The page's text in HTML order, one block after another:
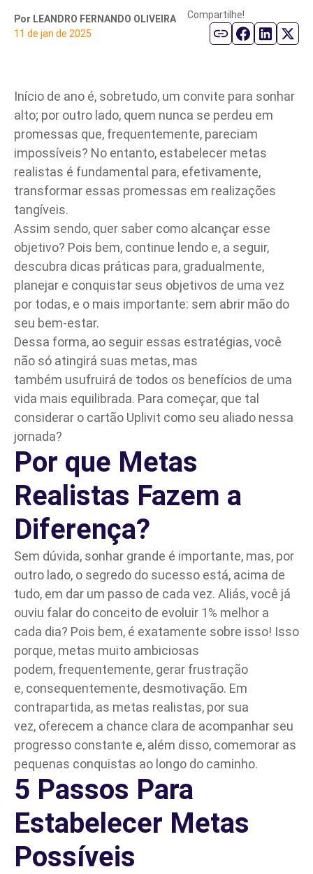
Parceiro de Vendas
Trabalhe Conosco
Por LEANDRO FERNANDO OLIVEIRA
11 de jan de 2025
Compartilhe!
Início de ano é, sobretudo, um convite para sonhar
alto; por outro lado, quem nunca se perdeu em
promessas que, frequentemente, pareciam
impossíveis? No entanto, estabelecer metas
realistas é fundamental para, efetivamente,
transformar essas promessas em realizações
tangíveis.
Assim sendo, quer saber como alcançar esse
objetivo? Pois bem, continue lendo e, a seguir,
descubra dicas práticas para, gradualmente,
planejar e conquistar seus objetivos de uma vez
por todas, e o mais importante: sem abrir mão do
seu bem-estar.
Dessa forma, ao seguir essas estratégias, você
não só atingirá suas metas, mas
também usufruirá de todos os benefícios de uma
vida mais equilibrada. Para começar, que tal
considerar o cartão Uplivit como seu aliado nessa
jornada?
Por que Metas
Realistas Fazem a
Diferença?
Sem dúvida, sonhar grande é importante, mas, por
outro lado, o segredo do sucesso está, acima de
tudo, em dar um passo de cada vez. Aliás, você já
ouviu falar do conceito de evoluir 1% melhor a
cada dia? Pois bem, é exatamente sobre isso! Isso
porque, metas muito ambiciosas
podem, frequentemente, gerar frustração
e, consequentemente, desmotivação. Em
contrapartida, as metas realistas, por sua
vez, oferecem a chance clara de acompanhar seu
progresso constante e, além disso, comemorar as
pequenas conquistas ao longo do caminho.
5 Passos Para
Estabelecer Metas
Possíveis